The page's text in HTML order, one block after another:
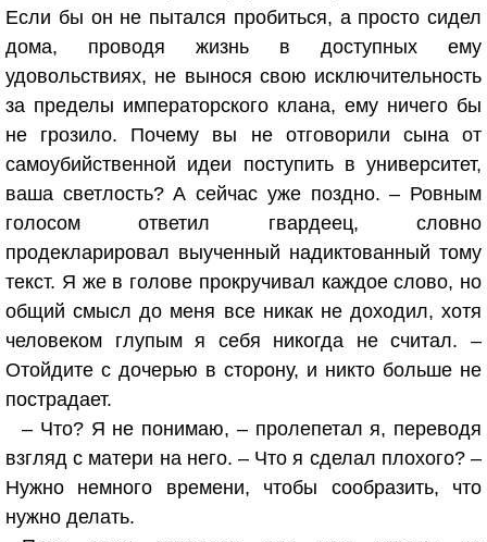
Если бы он не пытался пробиться, а просто сидел
дома, проводя жизнь в доступных ему
удовольствиях, не вынося свою исключительность
за пределы императорского клана, ему ничего бы
не грозило. Почему вы не отговорили сына от
самоубийственной идеи поступить в университет,
ваша светлость? А сейчас уже поздно. – Ровным
голосом ответил гвардеец, словно
продекларировал выученный надиктованный тому
текст. Я же в голове прокручивал каждое слово, но
общий смысл до меня все никак не доходил, хотя
человеком глупым я себя никогда не считал. –
Отойдите с дочерью в сторону, и никто больше не
пострадает.
– Что? Я не понимаю, – пролепетал я, переводя
взгляд с матери на него. – Что я сделал плохого? –
Нужно немного времени, чтобы сообразить, что
нужно делать.